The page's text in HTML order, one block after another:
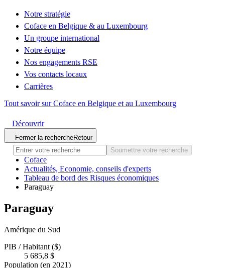
Notre stratégie
Coface en Belgique & au Luxembourg
Un groupe international
Notre équipe
Nos engagements RSE
Vos contacts locaux
Carrières
Tout savoir sur Coface en Belgique et au Luxembourg
Découvrir
Fermer la rechercheRetour
Soumettre votre recherche
Coface
Actualités, Economie, conseils d'experts
Tableau de bord des Risques économiques
Paraguay
Paraguay
Amérique du Sud
PIB / Habitant ($)
5 685,8 $
Population (en 2021)